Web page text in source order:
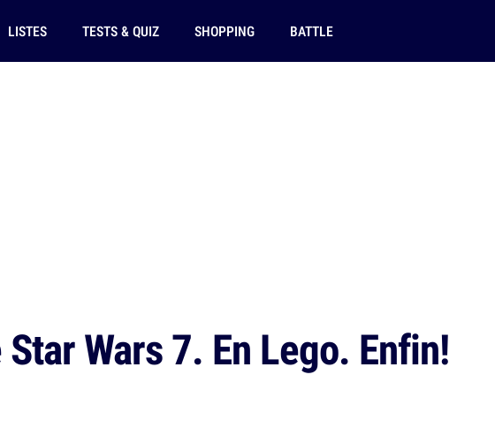
LISTES TESTS & QUIZ SHOPPING BATTLE
Wars 7. En Lego. Enfin!